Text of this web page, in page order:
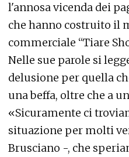
l'annosa vicenda dei
che hanno costruito il
commerciale “Tiare
Nelle sue parole si
delusione per quella
una beffa, oltre che a
«Sicuramente ci
situazione per molti
Brusciano -, che